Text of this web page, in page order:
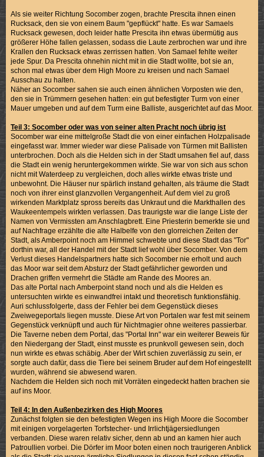
Als sie weiter Richtung Socomber zogen, brachte Prescita ihnen einen
Rucksack, den sie von einem Baum "gepflückt" hatte. Es war Samaels
Rucksack gewesen, doch leider hatte Prescita ihn etwas übermütig aus
größerer Höhe fallen gelassen, sodass die Laute zerbrochen war und ihre
Krallen den Rucksack etwas zerrissen hatten. Von Samael fehlte weiter
jede Spur. Da Prescita ohnehin nicht mit in die Stadt wollte, bot sie an,
schon mal etwas über dem High Moore zu kreisen und nach Samael
Ausschau zu halten.
Näher an Socomber sahen sie auch einen ähnlichen Vorposten wie den,
den sie in Trümmern gesehen hatten: ein gut befestigter Turm von einer
Mauer umgeben und auf dem Turm eine Balliste, ausgerichtet auf das Moor.
Teil 3: Socomber oder was von seiner alten Pracht noch übrig ist
Socomber war eine mittelgroße Stadt die von einer einfachen Holzpalisade
eingefasst war. Immer wieder war diese Palisade von Türmen mit Ballisten
unterbrochen. Doch als die Helden sich in der Stadt umsahen fiel auf, dass
die Stadt ein wenig heruntergekommen wirkte. Sie war von sich aus schon
nicht mit Waterdeep zu vergleichen, doch alles wirkte etwas triste und
unbewohnt. Die Häuser nur spärlich instand gehalten, als träume die Stadt
noch von ihrer einst glanzvollen Vergangenheit. Auf dem viel zu groß
wirkenden Marktplatz spross bereits das Unkraut und die Markthallen des
Waukeentempels wirkten verlassen. Das traurigste war die lange Liste der
Namen von Vermissten am Anschlagbrett. Eine Priesterin bemerkte sie und
auf Nachfrage erzählte die alte Halbelfe von den glorreichen Zeiten der
Stadt, als Amberpoint noch am Himmel schwebte und diese Stadt das "Tor"
dorthin war, all der Handel mit der Stadt lief wohl über Socomber. Von dem
Verlust dieses Handelspartners hatte sich Socomber nie erholt und auch
das Moor war seit dem Absturz der Stadt gefährlicher geworden und
Drachen griffen vermehrt die Städte am Rande des Moores an.
Das alte Portal nach Amberpoint stand noch und als die Helden es
untersuchten wirkte es einwandfrei intakt und theoretisch funktionsfähig.
Auri schlussfolgerte, dass der Fehler bei dem Gegenstück dieses
Zweiwegeportals liegen musste. Diese Art von Portalen war fest mit seinem
Gegenstück verknüpft und auch für Nichtmagier ohne weiteres passierbar.
Die Taverne neben dem Portal, das "Portal Inn" war ein weiterer Beweis für
den Niedergang der Stadt, einst musste es prunkvoll gewesen sein, doch
nun wirkte es etwas schäbig. Aber der Wirt schien zuverlässig zu sein, er
sorgte auch dafür, dass die Tiere bei seinem Bruder auf dem Hof eingestellt
wurden, während sie abwesend waren.
Nachdem die Helden sich noch mit Vorräten eingedeckt hatten brachen sie
auf ins Moor.
Teil 4: In den Außenbezirken des High Moores
Zunächst folgten sie den befestigten Wegen ins High Moore die Socomber
mit einigen vorgelagerten Torfstecher- und Irrlichtjägersiedlungen
verbanden. Diese waren relativ sicher, denn ab und an kamen hier auch
Patroullien vorbei. Die Dörfer im Moor boten einen noch traurigeren Anblick